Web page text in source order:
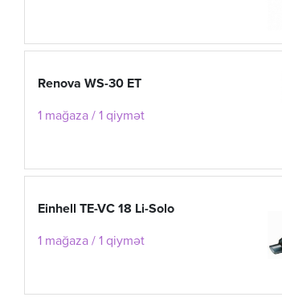
Renova WS-30 ET
1 mağaza / 1 qiymət
Einhell TE-VC 18 Li-Solo
1 mağaza / 1 qiymət